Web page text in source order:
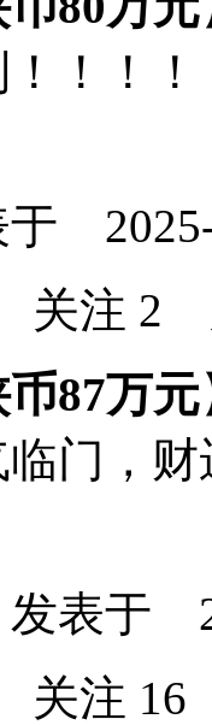
！！！
2025-
关注 2
87万元
门，财
表于
关注 16